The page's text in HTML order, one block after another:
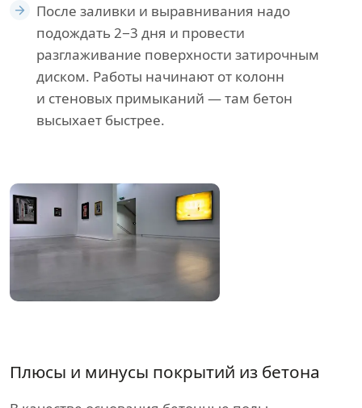
После заливки и выравнивания надо
подождать 2−3 дня и провести
разглаживание поверхности затирочным
диском. Работы начинают от колонн
и стеновых примыканий — там бетон
высыхает быстрее.
Плюсы и минусы покрытий из бетона